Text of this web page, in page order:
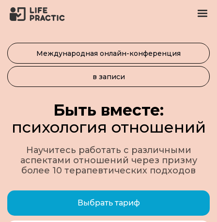
Международная онлайн-конференция
в записи
Быть вместе:
психология отношений
Научитесь работать с различными
аспектами отношений через призму
более 10 терапевтических подходов
Выбрать тариф